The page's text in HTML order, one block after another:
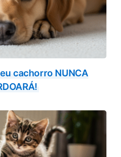
cachorro NUNCA